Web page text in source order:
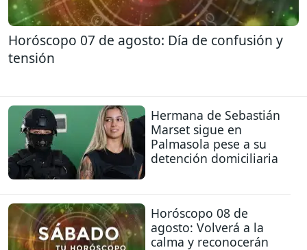
Horóscopo 07 de agosto: Día de confusión y
tensión
Hermana de Sebastián
Marset sigue en
Palmasola pese a su
detención domiciliaria
Horóscopo 08 de
agosto: Volverá a la
calma y reconocerán